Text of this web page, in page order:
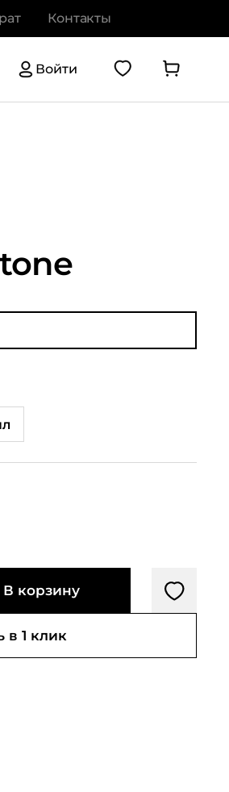
Контакты
Войти
В корзину
в 1 клик